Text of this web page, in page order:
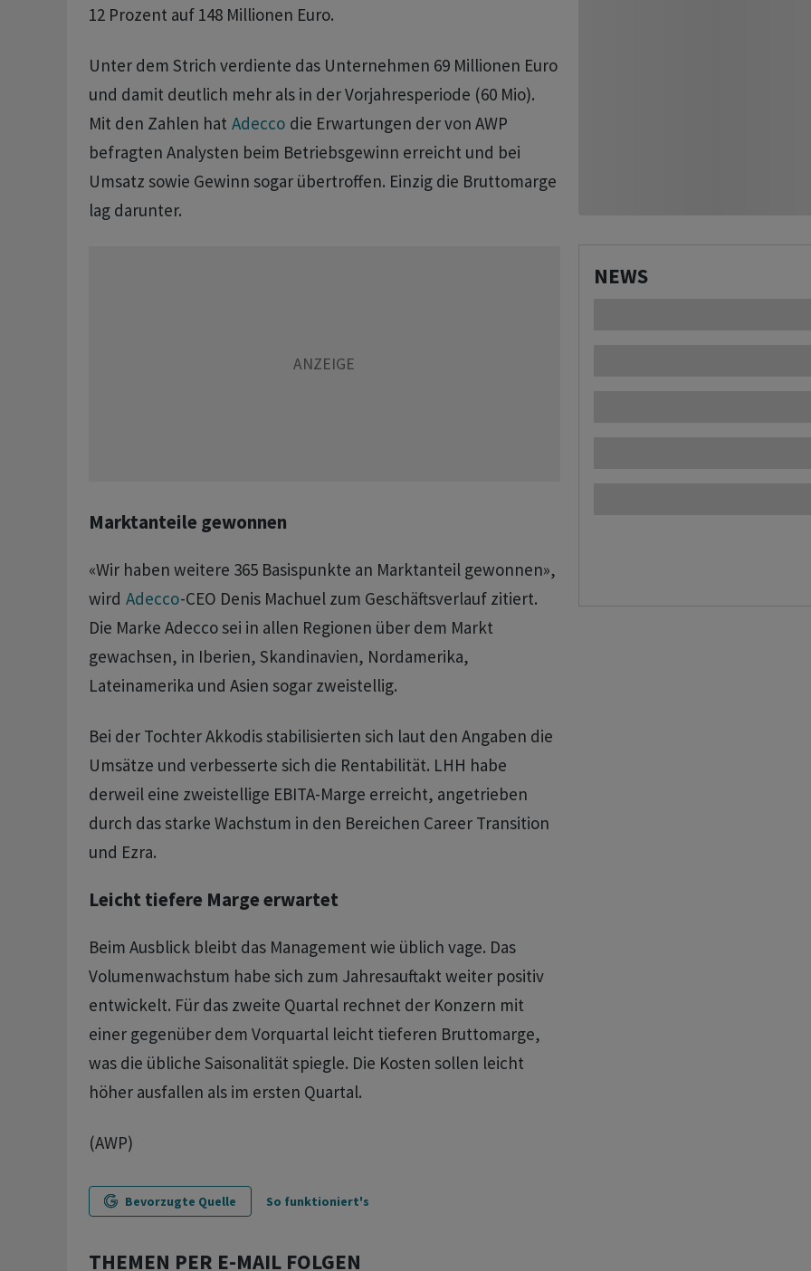
12 Prozent auf 148 Millionen Euro.
Unter dem Strich verdiente das Unternehmen 69 Millionen Euro
und damit deutlich mehr als in der Vorjahresperiode (60 Mio).
Mit den Zahlen hat Adecco die Erwartungen der von AWP
befragten Analysten beim Betriebsgewinn erreicht und bei
Umsatz sowie Gewinn sogar übertroffen. Einzig die Bruttomarge
lag darunter.
Marktanteile gewonnen
«Wir haben weitere 365 Basispunkte an Marktanteil gewonnen»,
wird Adecco-CEO Denis Machuel zum Geschäftsverlauf zitiert.
Die Marke Adecco sei in allen Regionen über dem Markt
gewachsen, in Iberien, Skandinavien, Nordamerika,
Lateinamerika und Asien sogar zweistellig.
Bei der Tochter Akkodis stabilisierten sich laut den Angaben die
Umsätze und verbesserte sich die Rentabilität. LHH habe
derweil eine zweistellige EBITA-Marge erreicht, angetrieben
durch das starke Wachstum in den Bereichen Career Transition
und Ezra.
Leicht tiefere Marge erwartet
Beim Ausblick bleibt das Management wie üblich vage. Das
Volumenwachstum habe sich zum Jahresauftakt weiter positiv
entwickelt. Für das zweite Quartal rechnet der Konzern mit
einer gegenüber dem Vorquartal leicht tieferen Bruttomarge,
was die übliche Saisonalität spiegle. Die Kosten sollen leicht
höher ausfallen als im ersten Quartal.
(AWP)
Bevorzugte Quelle So funktioniert's
THEMEN PER E-MAIL FOLGEN
NEWS